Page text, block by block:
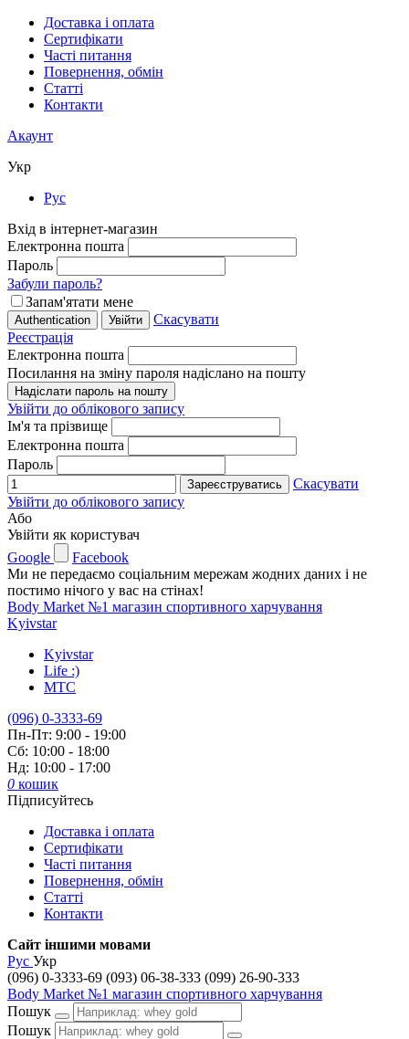
Доставка і оплата
Сертифікати
Часті питання
Повернення, обмін
Статті
Контакти
Акаунт
Укр
Рус
Вхід в інтернет-магазин
Електронна пошта
Пароль
Забули пароль?
Запам'ятати мене
Увійти
Скасувати
Реєстрація
Електронна пошта
Посилання на зміну пароля надіслано на пошту
Надіслати пароль на пошту
Увійти до облікового запису
Ім'я та прізвище
Електронна пошта
Пароль
Зареєструватись
Скасувати
Увійти до облікового запису
Або
Увійти як користувач
Google
Facebook
Ми не передаємо соціальним мережам жодних даних і не
постимо нічого у вас на стінах!
Body Market №1 магазин спортивного харчування
Kyivstar
Kyivstar
Life :)
MTC
(096) 0-3333-69
Пн-Пт: 9:00 - 19:00
Сб: 10:00 - 18:00
Нд: 10:00 - 17:00
0 кошик
Підписуйтесь
Доставка і оплата
Сертифікати
Часті питання
Повернення, обмін
Статті
Контакти
Сайт іншими мовами
Рус Укр
(096) 0-3333-69 (093) 06-38-333 (099) 26-90-333
Body Market №1 магазин спортивного харчування
Пошук
Пошук